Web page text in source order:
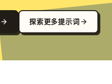
探索更多提示词